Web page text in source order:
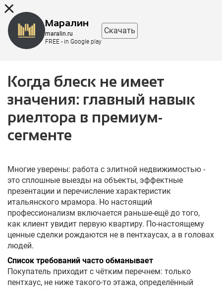
Когда блеск не имеет
значения: главный навык
риелтора в премиум-
сегменте
Многие уверены: работа с элитной недвижимостью -
это сплошные выезды на объекты, эффектные
презентации и перечисление характеристик
итальянского мрамора. Но настоящий
профессионализм включается раньше-ещё до того,
как клиент увидит первую квартиру. По-настоящему
ценные сделки рождаются не в пентхаусах, а в головах
людей.
Список требований часто обманывает
Покупатель приходит с чётким перечнем: только
пентхаус, не ниже такого-то этажа, определённый
Маралин
maralin.ru
FREE - in Google play
Скачать